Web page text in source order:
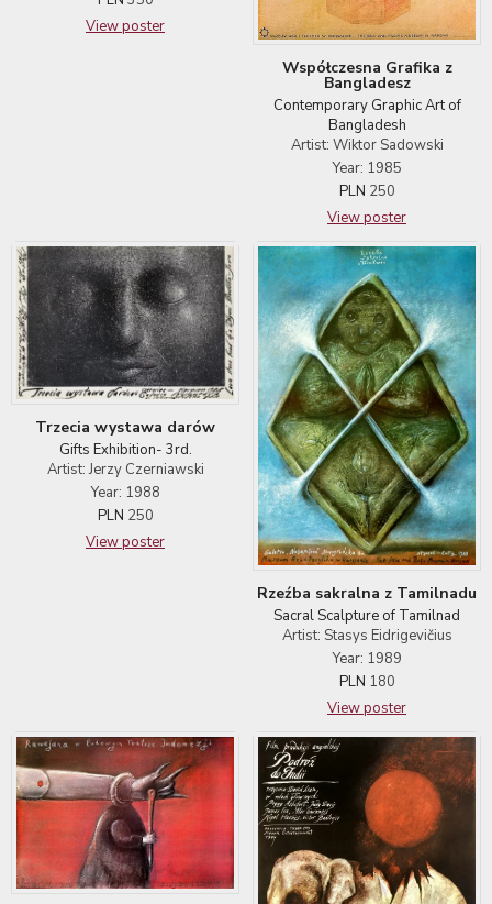
View poster
Współczesna Grafika z
Bangladesz
Contemporary Graphic Art of
Bangladesh
Artist: Wiktor Sadowski
Year: 1985
PLN 250
View poster
Trzecia wystawa darów
Gifts Exhibition- 3rd.
Artist: Jerzy Czerniawski
Year: 1988
PLN 250
View poster
Rzeźba sakralna z Tamilnadu
Sacral Scalpture of Tamilnad
Artist: Stasys Eidrigevičius
Year: 1989
PLN 180
View poster